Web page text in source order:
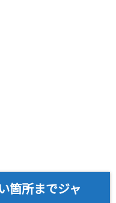
箇所までジャ